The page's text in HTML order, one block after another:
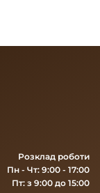
Розклад роботи
Пн - Чт: 9:00 - 17:00
Пт: з 9:00 до 15:00